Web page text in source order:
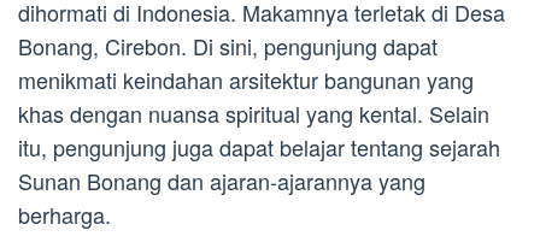
dihormati di Indonesia. Makamnya terletak di Desa
Bonang, Cirebon. Di sini, pengunjung dapat
menikmati keindahan arsitektur bangunan yang
khas dengan nuansa spiritual yang kental. Selain
itu, pengunjung juga dapat belajar tentang sejarah
Sunan Bonang dan ajaran-ajarannya yang
berharga.